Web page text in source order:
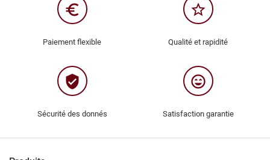
euro_symbol
Paiement flexible
star_border
Qualité et rapidité
verified_user
Sécurité des donnés
sentiment_very_satisfied
Satisfaction garantie